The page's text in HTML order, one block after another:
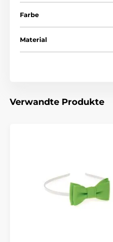
Farbe
Material
Verwandte Produkte